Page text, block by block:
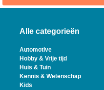
Alle categorieën
Automotive
Hobby & Vrije tijd
Huis & Tuin
Kennis & Wetenschap
Kids